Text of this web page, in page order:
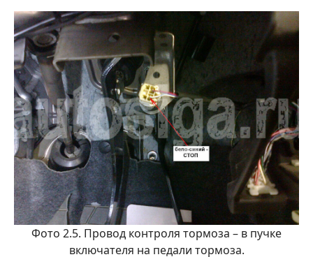
Фото 2.5. Провод контроля тормоза – в пучке
включателя на педали тормоза.